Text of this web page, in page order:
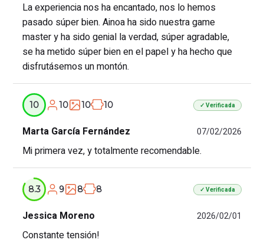
La experiencia nos ha encantado, nos lo hemos
pasado súper bien. Ainoa ha sido nuestra game
master y ha sido genial la verdad, súper agradable,
se ha metido súper bien en el papel y ha hecho que
disfrutásemos un montón.
10 10 10 10 ✓ Verificada
Marta García Fernández 07/02/2026
Mi primera vez, y totalmente recomendable.
8.3 9 8 8 ✓ Verificada
Jessica Moreno 2026/02/01
Constante tensión!